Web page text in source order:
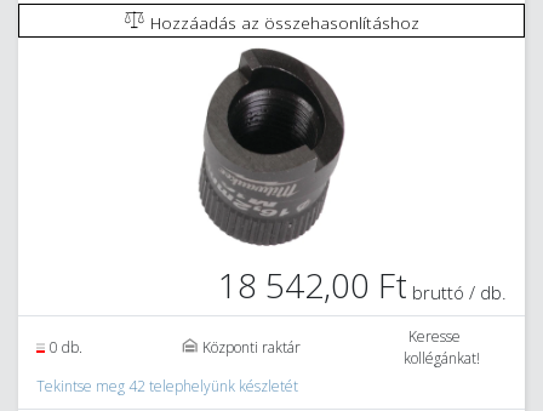
Hozzáadás az összehasonlításhoz
18 542,00 Ft bruttó / db.
0 db. Központi raktár
Keresse
kollégánkat!
Tekintse meg 42 telephelyünk készletét